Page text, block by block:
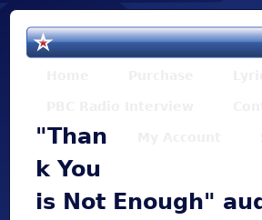
"Than
k You
is Not Enough"